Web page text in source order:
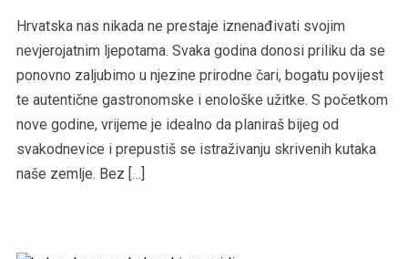
Hrvatska nas nikada ne prestaje iznenađivati svojim
nevjerojatnim ljepotama. Svaka godina donosi priliku da se
ponovno zaljubimo u njezine prirodne čari, bogatu povijest
te autentične gastronomske i enološke užitke. S početkom
nove godine, vrijeme je idealno da planiraš bijeg od
svakodnevice i prepustiš se istraživanju skrivenih kutaka
naše zemlje. Bez […]